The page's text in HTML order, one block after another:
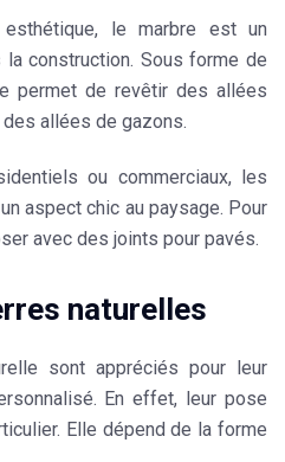
esthétique, le marbre est un
construction. Sous forme de
permet de revêtir des allées
allées de gazons.
ou commerciaux, les
aspect chic au paysage. Pour
avec des joints pour pavés.
naturelles
sont appréciés pour leur
En effet, leur pose
Elle dépend de la forme